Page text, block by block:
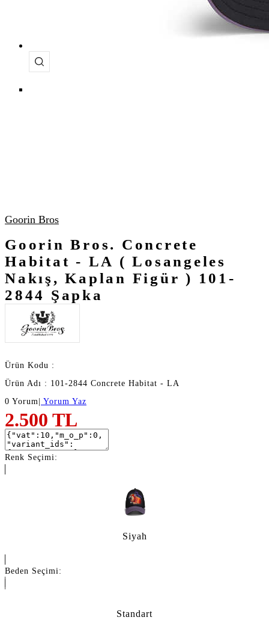
Goorin Bros
Goorin Bros. Concrete
Habitat - LA ( Losangeles
Nakış, Kaplan Figür ) 101-
2844 Şapka
Ürün Kodu :
Ürün Adı : 101-2844 Concrete Habitat - LA
0 Yorum | Yorum Yaz
2.500 TL
Renk Seçimi:
Siyah
Beden Seçimi:
Standart